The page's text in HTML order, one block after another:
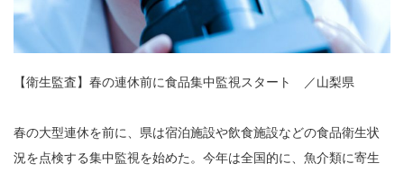
【衛生監査】春の連休前に食品集中監視スタート ／山梨県
春の大型連休を前に、県は宿泊施設や飲食施設などの食品衛生状
況を点検する集中監視を始めた。今年は全国的に、魚介類に寄生